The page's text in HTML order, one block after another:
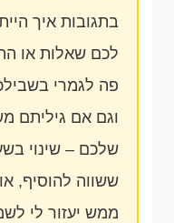
בתגובות איך
לכם שאלות או
פה לגמרי
וגם אם גיליתם
שלכם – שינוי
ששווה להוסיף,
ממש יעזור לי